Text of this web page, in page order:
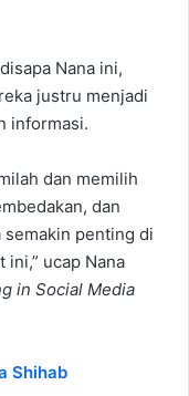
Nana ini,
justru menjadi
informasi.
dan memilih
dan
penting di
ucap Nana
in Social Media
Shihab